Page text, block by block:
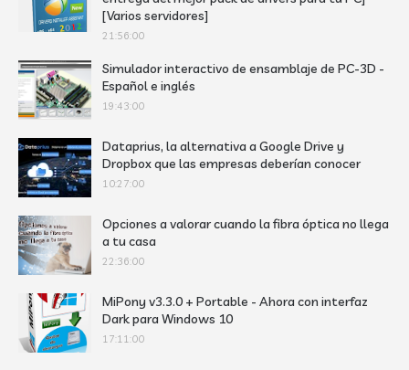
[Varios servidores]
21:56:00
Simulador interactivo de ensamblaje de PC-3D -
Español e inglés
19:43:00
Dataprius, la alternativa a Google Drive y
Dropbox que las empresas deberían conocer
10:27:00
Opciones a valorar cuando la fibra óptica no llega
a tu casa
22:36:00
MiPony v3.3.0 + Portable - Ahora con interfaz
Dark para Windows 10
17:11:00